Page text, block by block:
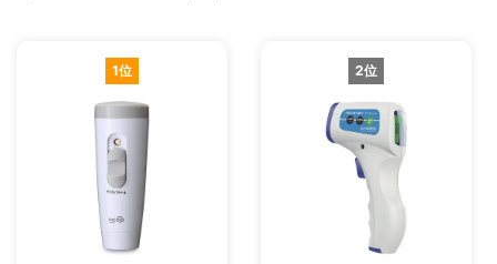
1位 2位